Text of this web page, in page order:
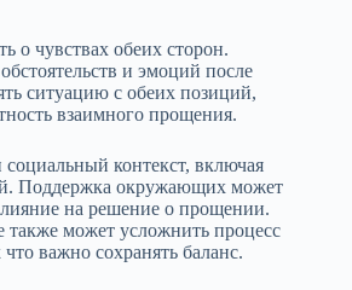
о чувствах обеих сторон.
и эмоций после
ситуацию с обеих позиций,
взаимного прощения.
социальный контекст, включая
Поддержка окружающих может
на решение о прощении.
также может усложнить процесс
важно сохранять баланс.